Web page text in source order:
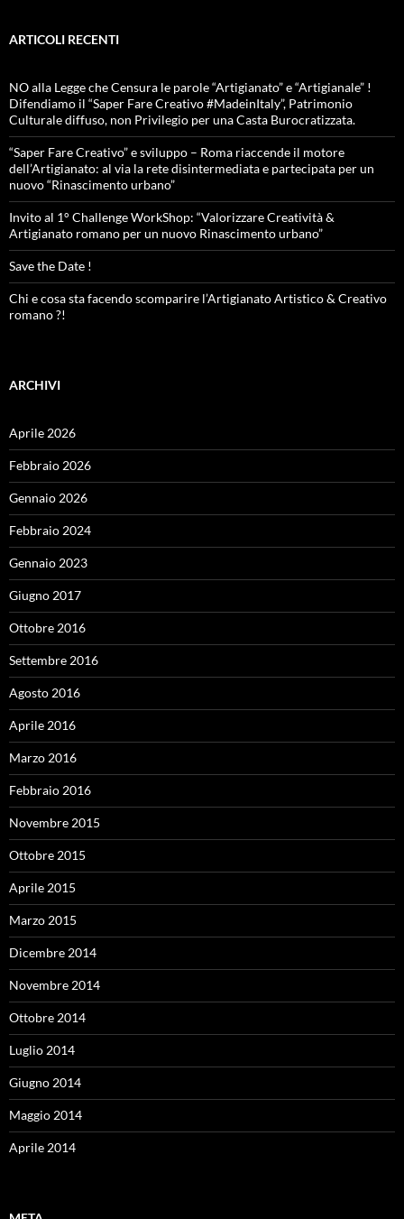
ARTICOLI RECENTI
NO alla Legge che Censura le parole “Artigianato” e “Artigianale” !
Difendiamo il “Saper Fare Creativo #MadeinItaly”, Patrimonio
Culturale diffuso, non Privilegio per una Casta Burocratizzata.
“Saper Fare Creativo” e sviluppo – Roma riaccende il motore
dell’Artigianato: al via la rete disintermediata e partecipata per un
nuovo “Rinascimento urbano”
Invito al 1° Challenge WorkShop: “Valorizzare Creatività &
Artigianato romano per un nuovo Rinascimento urbano”
Save the Date !
Chi e cosa sta facendo scomparire l’Artigianato Artistico & Creativo
romano ?!
ARCHIVI
Aprile 2026
Febbraio 2026
Gennaio 2026
Febbraio 2024
Gennaio 2023
Giugno 2017
Ottobre 2016
Settembre 2016
Agosto 2016
Aprile 2016
Marzo 2016
Febbraio 2016
Novembre 2015
Ottobre 2015
Aprile 2015
Marzo 2015
Dicembre 2014
Novembre 2014
Ottobre 2014
Luglio 2014
Giugno 2014
Maggio 2014
Aprile 2014